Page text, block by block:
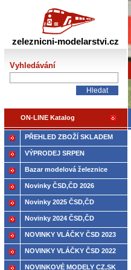
PŘEHLED ZBOŽÍ SKLADEM
VÝPRODEJ SRPEN
Bazar modelová železnice
Novinky ČSD,ČD 2026
Novinky 2025 ČSD,ČD
Novinky 2024 ČSD,ČD
NOVINKY VLÁČKY ČSD 2023
NOVINKY VLÁČKY ČSD 2022
NOVINKOVÉ MODELY CZ,SK
zeleznicni-modelarstvi.cz
Vyhledávání
ON-LINE Katalog